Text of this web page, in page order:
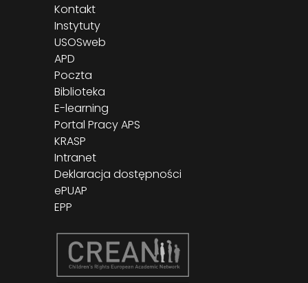
Kontakt
Instytuty
USOSweb
APD
Poczta
Biblioteka
E-learning
Portal Pracy APS
KRASP
Intranet
Deklaracja dostępności
ePUAP
EPP